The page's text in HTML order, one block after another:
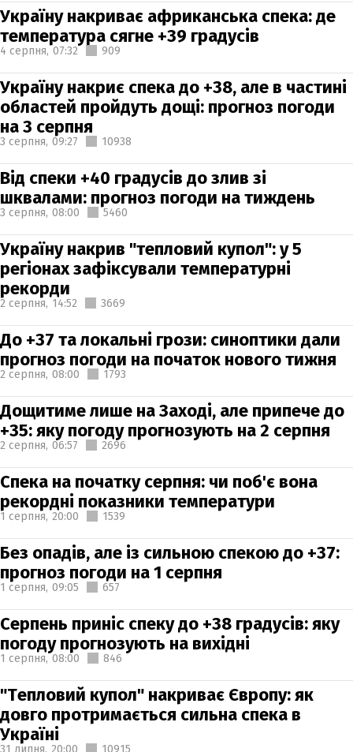
Україну накриває африканська спека: де
температура сягне +39 градусів
4 серпня, 07:32 909
Україну накриє спека до +38, але в частині
областей пройдуть дощі: прогноз погоди
на 3 серпня
3 серпня, 09:27 10938
Від спеки +40 градусів до злив зі
шквалами: прогноз погоди на тиждень
3 серпня, 08:00 5460
Україну накрив "тепловий купол": у 5
регіонах зафіксували температурні
рекорди
2 серпня, 14:52 3669
До +37 та локальні грози: синоптики дали
прогноз погоди на початок нового тижня
2 серпня, 08:00 1793
Дощитиме лише на Заході, але припече до
+35: яку погоду прогнозують на 2 серпня
2 серпня, 06:57 2696
Спека на початку серпня: чи поб'є вона
рекордні показники температури
1 серпня, 20:00 1539
Без опадів, але із сильною спекою до +37:
прогноз погоди на 1 серпня
1 серпня, 09:05 657
Серпень приніс спеку до +38 градусів: яку
погоду прогнозують на вихідні
1 серпня, 08:00 846
"Тепловий купол" накриває Європу: як
довго протримається сильна спека в
Україні
31 липня, 20:00 10915